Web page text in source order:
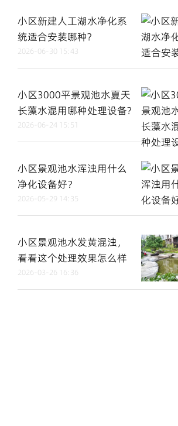
小区新建人工湖水净化系
统适合安装哪种?
2026-06-30 15:43
小区3000平景观池水夏天
长藻水混用哪种处理设备?
2026-06-24 15:51
小区景观池水浑浊用什么
净化设备好？
2026-05-29 14:35
小区景观池水发黄混浊，
看看这个处理效果怎么样
2026-03-26 16:36